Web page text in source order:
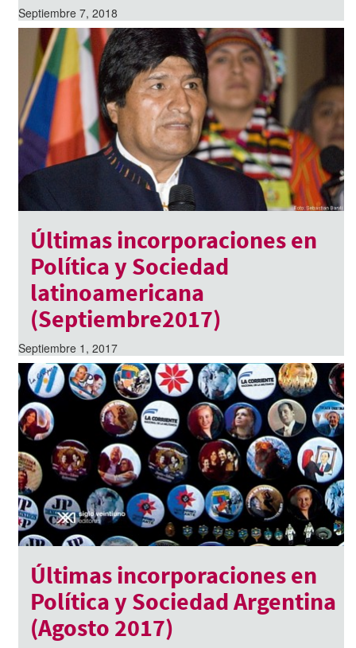
Septiembre 7, 2018
Últimas incorporaciones en
Política y Sociedad
latinoamericana
(Septiembre2017)
Septiembre 1, 2017
Últimas incorporaciones en
Política y Sociedad Argentina
(Agosto 2017)